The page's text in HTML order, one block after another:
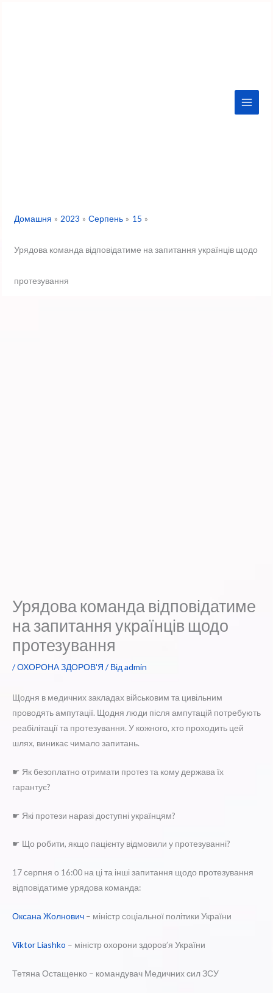
Домашня 2023 Серпень 15
Урядова команда відповідатиме на запитання українців щодо
протезування
Урядова команда відповідатиме
на запитання українців щодо
протезування
/ОХОРОНА ЗДОРОВ'Я / Відadmin
Щодня в медичних закладах військовим та цивільним
проводять ампутації. Щодня люди після ампутацій потребують
реабілітації та протезування. У кожного, хто проходить цей
шлях, виникає чимало запитань.
☛ Як безоплатно отримати протез та кому держава їх
гарантує?
☛ Які протези наразі доступні українцям?
☛ Що робити, якщо пацієнту відмовили у протезуванні?
17 серпня о 16:00 на ці та інші запитання щодо протезування
відповідатиме урядова команда:
Оксана Жолнович – міністр соціальної політики України
Viktor Liashko – міністр охорони здоров’я України
Тетяна Остащенко – командувач Медичних сил ЗСУ